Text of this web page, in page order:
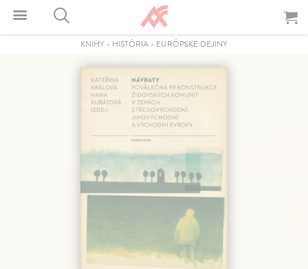
KNIHY - HISTÓRIA - EURÓPSKE DEJINY